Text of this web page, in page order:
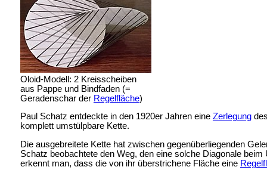
Oloid-Modell: 2 Kreisscheiben
aus Pappe und Bindfaden (=
Geradenschar der Regelfläche)
Paul Schatz entdeckte in den 1920er Jahren eine Zerlegung
komplett umstülpbare Kette.
Die ausgebreitete Kette hat zwischen gegenüberliegenden
Schatz beobachtete den Weg, den eine solche Diagonale
erkennt man, dass die von ihr überstrichene Fläche eine